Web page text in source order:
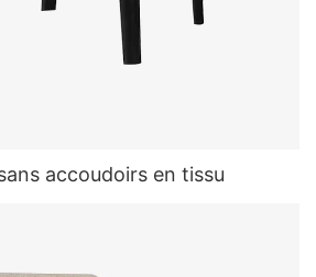
accoudoirs en tissu